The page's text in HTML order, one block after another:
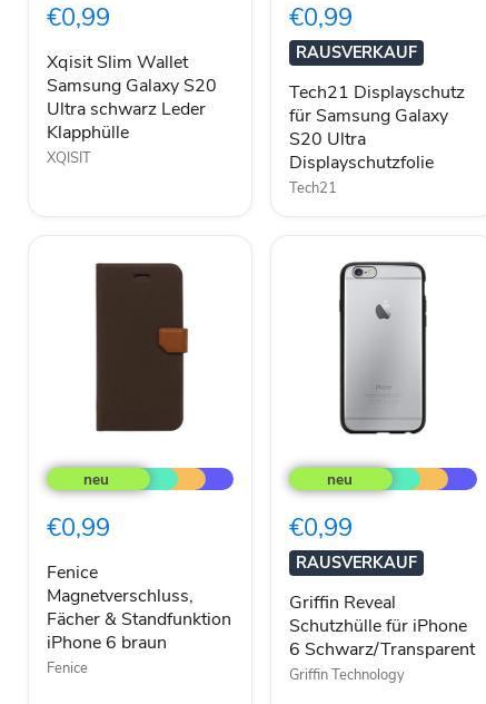
Galaxy
Ultra
schwarz
Leder
Klapphülle
€0,99
Xqisit Slim Wallet
Samsung Galaxy S20
Ultra schwarz Leder
Klapphülle
XQISIT
Galaxy
S20
Ultra
Displayschutzfolie
€0,99
RAUSVERKAUF
Tech21 Displayschutz
für Samsung Galaxy
S20 Ultra
Displayschutzfolie
Tech21
Magnetverschluss,
Fächer
Standfunktion
6
braun
€0,99
Fenice
Magnetverschluss,
Fächer & Standfunktion
iPhone 6 braun
Fenice
Reveal
Schutzhülle
iPhone
6
Schwarz/Transparent
€0,99
RAUSVERKAUF
Griffin Reveal
Schutzhülle für iPhone
6 Schwarz/Transparent
Griffin Technology